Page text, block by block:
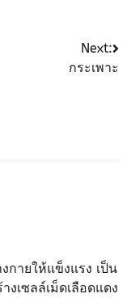
Next:
กระเพาะ
กายให้แข็งแรง เป็น
งเซลล์เม็ดเลือดแดง